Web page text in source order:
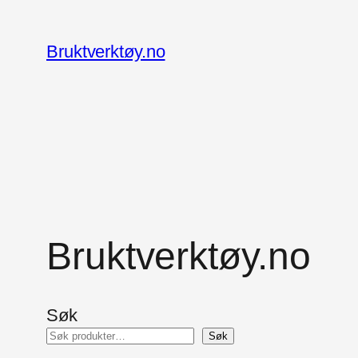
innhold
Bruktverktøy.no
Bruktverktøy.no
Søk
Søk